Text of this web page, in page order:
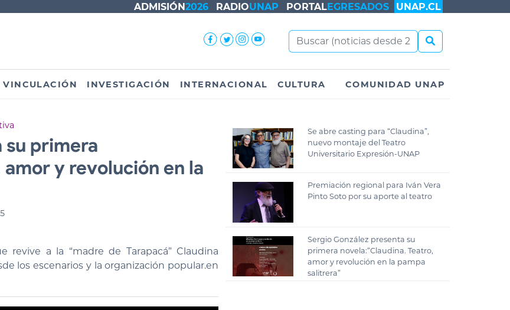
ADMISIÓN2026 RADIOUNAP PORTALEGRESADOS UNAP.CL
VINCULACIÓN INVESTIGACIÓN INTERNACIONAL CULTURA COMUNIDAD UNAP
su primera
y revolución en la
a la “madre de Tarapacá” Claudina
los escenarios y la organización popular.en
Se abre casting para “Claudina”,
nuevo montaje del Teatro
Universitario Expresión-UNAP
Premiación regional para Iván Vera
Pinto Soto por su aporte al teatro
Sergio González presenta su
primera novela:“Claudina. Teatro,
amor y revolución en la pampa
salitrera”